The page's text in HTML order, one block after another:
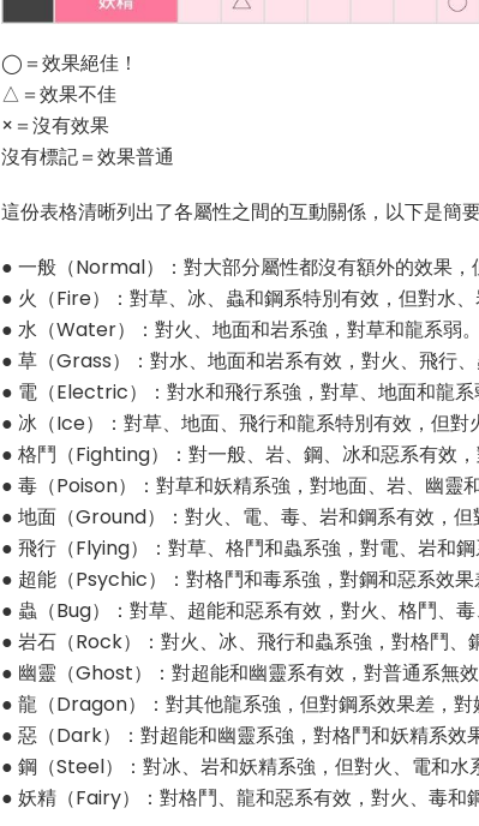
◯＝效果絕佳！
△＝效果不佳
×＝沒有效果
沒有標記＝效果普通
這份表格清晰列出了各屬性之間的互動關係，以下是簡
● 一般（Normal）：對大部分屬性都沒有額外的效果，
● 火（Fire）：對草、冰、蟲和鋼系特別有效，但對水、
● 水（Water）：對火、地面和岩系強，對草和龍系弱。
● 草（Grass）：對水、地面和岩系有效，對火、飛行、
● 電（Electric）：對水和飛行系強，對草、地面和龍系
● 冰（Ice）：對草、地面、飛行和龍系特別有效，但對
● 格鬥（Fighting）：對一般、岩、鋼、冰和惡系有效，
● 毒（Poison）：對草和妖精系強，對地面、岩、幽靈和
● 地面（Ground）：對火、電、毒、岩和鋼系有效，但
● 飛行（Flying）：對草、格鬥和蟲系強，對電、岩和鋼
● 超能（Psychic）：對格鬥和毒系強，對鋼和惡系效果
● 蟲（Bug）：對草、超能和惡系有效，對火、格鬥、
● 岩石（Rock）：對火、冰、飛行和蟲系強，對格鬥、
● 幽靈（Ghost）：對超能和幽靈系有效，對普通系無效
● 龍（Dragon）：對其他龍系強，但對鋼系效果差，對
● 惡（Dark）：對超能和幽靈系強，對格鬥和妖精系效果
● 鋼（Steel）：對冰、岩和妖精系強，但對火、電和水
● 妖精（Fairy）：對格鬥、龍和惡系有效，對火、毒和